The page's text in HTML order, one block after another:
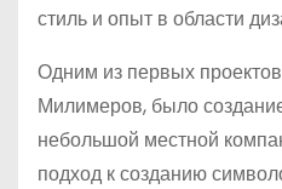
стиль и опыт в области
Одним из первых
Милимеров, было
небольшой местной
подход к созданию